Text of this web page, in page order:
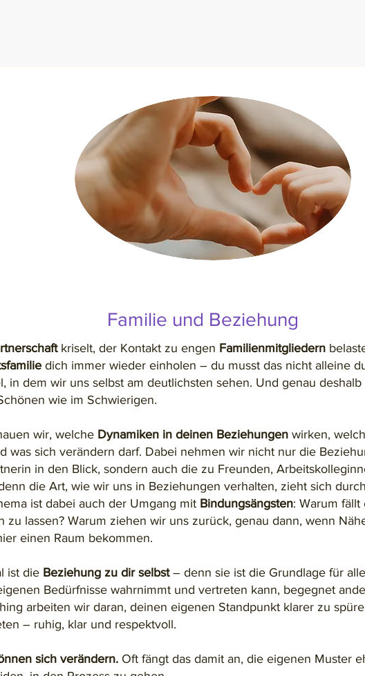
Familie und Beziehung
kriselt, der Kontakt zu engen Familienmitgliedern
dich immer wieder einholen – du musst das nicht alleine
in dem wir uns selbst am deutlichsten sehen. Und genau
wie im Schwierigen.
wir, welche Dynamiken in deinen Beziehungen wirken,
was sich verändern darf. Dabei nehmen wir nicht nur die
in den Blick, sondern auch die zu Freunden,
die Art, wie wir uns in Beziehungen verhalten, zieht sich
ist dabei auch der Umgang mit Bindungsängsten: Warum fällt
zu lassen? Warum ziehen wir uns zurück, genau dann, wenn
einen Raum bekommen.
ist die Beziehung zu dir selbst– denn sie ist die Grundlage für
Bedürfnisse wahrnimmt und vertreten kann, begegnet
arbeiten wir daran, deinen eigenen Standpunkt klarer zu
– ruhig, klar und respektvoll.
sich verändern. Oft fängt das damit an, die eigenen Muster